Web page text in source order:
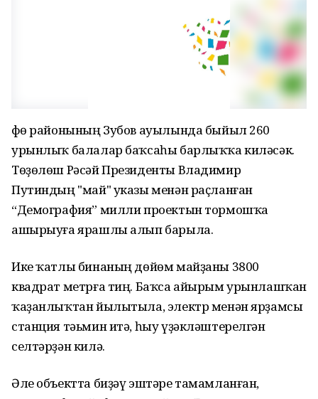
Өфө районының Зубов ауылында быйыл 260
урынлыҡ балалар баҡсаһы барлыҡҡа киләсәк.
Төҙөлөш Рәсәй Президенты Владимир
Путиндың "май" указы менән раҫланған
“Демография” милли проектын тормошҡа
ашырыуға ярашлы алып барыла.
Ике ҡатлы бинаның дөйөм майҙаны 3800
квадрат метрға тиң. Баҡса айырым урынлашҡан
ҡаҙанлыҡтан йылытыла, электр менән ярҙамсы
станция тәьмин итә, һыу үҙәкләштерелгән
селтәрҙән килә.
Әле объектта биҙәү эштәре тамамланған,